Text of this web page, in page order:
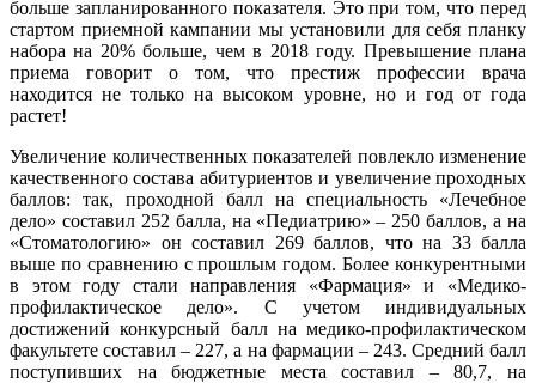
больше запланированного показателя. Это при том, что перед
стартом приемной кампании мы установили для себя планку
набора на 20% больше, чем в 2018 году. Превышение плана
приема говорит о том, что престиж профессии врача
находится не только на высоком уровне, но и год от года
растет!
Увеличение количественных показателей повлекло изменение
качественного состава абитуриентов и увеличение проходных
баллов: так, проходной балл на специальность «Лечебное
дело» составил 252 балла, на «Педиатрию» – 250 баллов, а на
«Стоматологию» он составил 269 баллов, что на 33 балла
выше по сравнению с прошлым годом. Более конкурентными
в этом году стали направления «Фармация» и «Медико-
профилактическое дело». С учетом индивидуальных
достижений конкурсный балл на медико-профилактическом
факультете составил – 227, а на фармации – 243. Средний балл
поступивших на бюджетные места составил – 80,7, на